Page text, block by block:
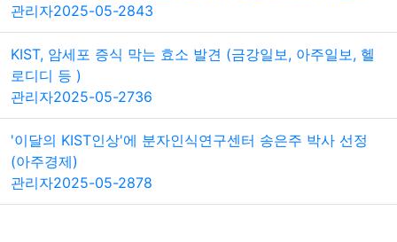
관리자2025-05-2843
KIST, 암세포 증식 막는 효소 발견 (금강일보, 아주일보, 헬
로디디 등 )
관리자2025-05-2736
'이달의 KIST인상'에 분자인식연구센터 송은주 박사 선정
(아주경제)
관리자2025-05-2878